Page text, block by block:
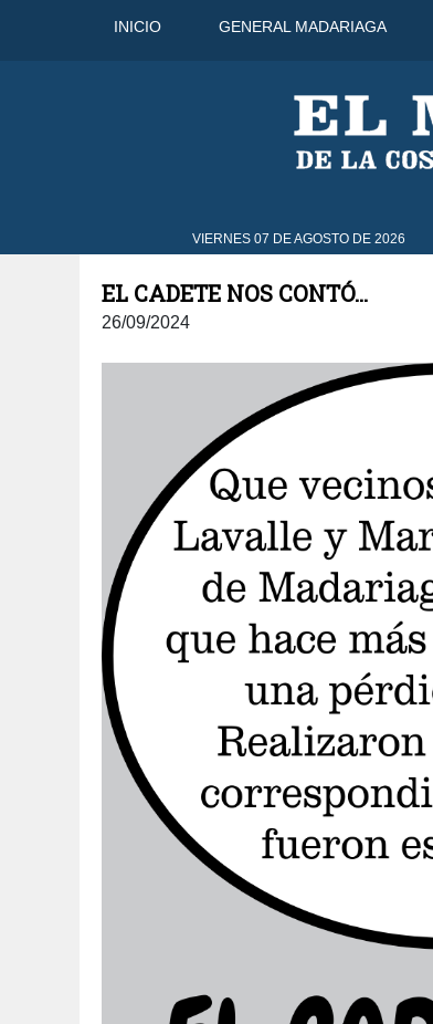
INICIO GENERAL MADARIAGA
VIERNES 07 DE AGOSTO DE 2026
9 Ago 41°C 10
EL CADETE NOS CONTÓ...
26/09/2024